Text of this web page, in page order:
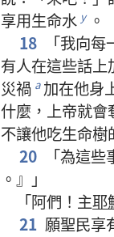
享用生命水 y 。
18
「我向每
有人在這些話上
災禍 a 加在他身
什麼 ， 上帝就會
不讓他吃生命樹
20
「為這些
。』」
「阿們 ！ 主耶
21 願聖民享